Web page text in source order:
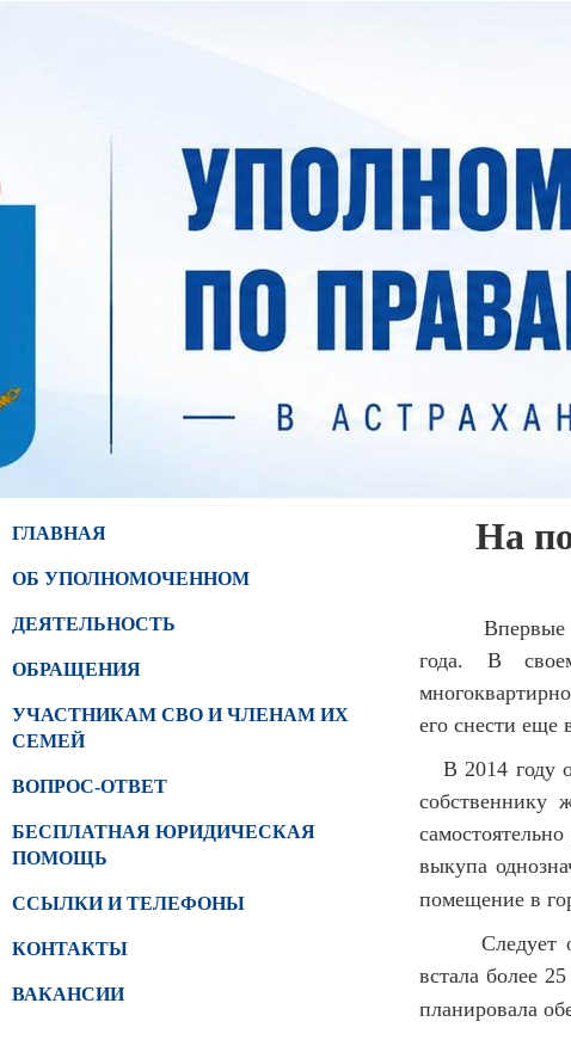
ГЛАВНАЯ
ОБ УПОЛНОМОЧЕННОМ
ДЕЯТЕЛЬНОСТЬ
ОБРАЩЕНИЯ
УЧАСТНИКАМ СВО И ЧЛЕНАМ ИХ
СЕМЕЙ
ВОПРОС-ОТВЕТ
БЕСПЛАТНАЯ ЮРИДИЧЕСКАЯ
ПОМОЩЬ
ССЫЛКИ И ТЕЛЕФОНЫ
КОНТАКТЫ
ВАКАНСИИ
На
Впервые к
года. В
его снести еще
В 2014 году
собственнику
выкупа
помещение в
Следует
встала более
планировала